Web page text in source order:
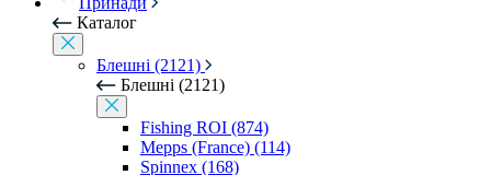
Каталог
Блешні (2121)
Блешні (2121)
Fishing ROI (874)
Mepps (France) (114)
Spinnex (168)